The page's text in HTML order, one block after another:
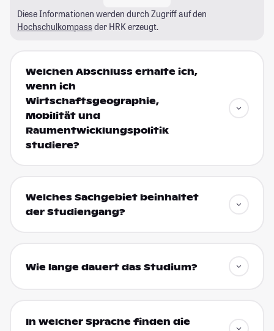
Diese Informationen werden durch Zugriff auf den
Hochschulkompass der HRK erzeugt.
Welchen Abschluss erhalte ich,
wenn ich
Wirtschaftsgeographie,
Mobilität und
Raumentwicklungspolitik
studiere?
Welches Sachgebiet beinhaltet
der Studiengang?
Wie lange dauert das Studium?
In welcher Sprache finden die